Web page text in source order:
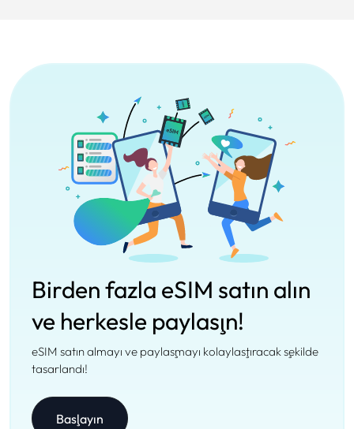
Birden fazla eSIM satın alın
ve herkesle paylaşın!
eSIM satın almayı ve paylaşmayı kolaylaştıracak şekilde
tasarlandı!
Başlayın